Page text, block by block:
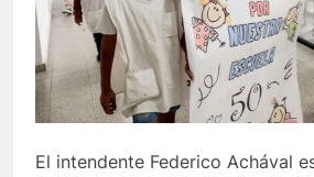
El intendente Federico Achával